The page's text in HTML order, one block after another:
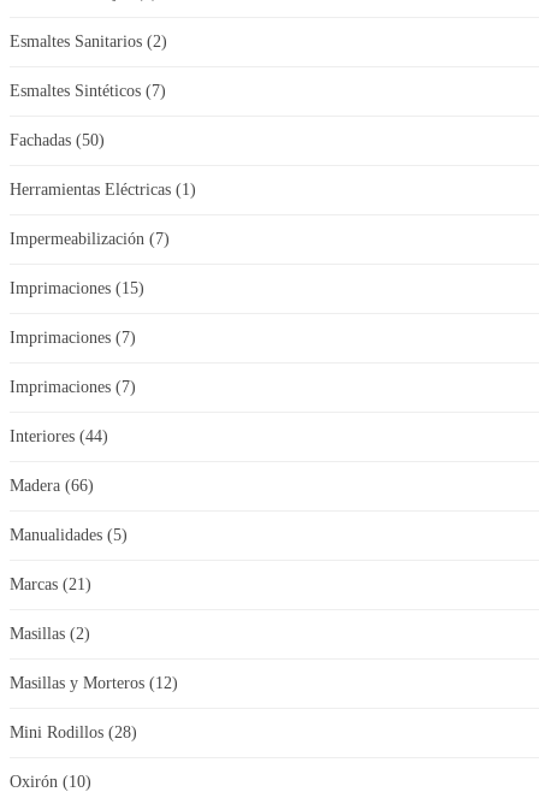
Esmaltes Sanitarios (2)
Esmaltes Sintéticos (7)
Fachadas (50)
Herramientas Eléctricas (1)
Impermeabilización (7)
Imprimaciones (15)
Imprimaciones (7)
Imprimaciones (7)
Interiores (44)
Madera (66)
Manualidades (5)
Marcas (21)
Masillas (2)
Masillas y Morteros (12)
Mini Rodillos (28)
Oxirón (10)